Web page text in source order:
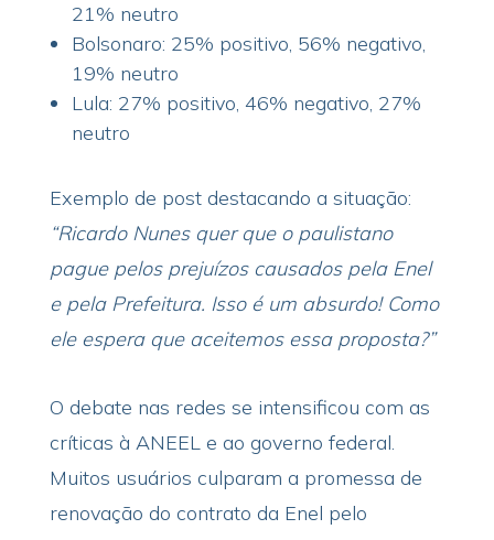
21% neutro
Bolsonaro: 25% positivo, 56% negativo,
19% neutro
Lula: 27% positivo, 46% negativo, 27%
neutro
Exemplo de post destacando a situação:
“Ricardo Nunes quer que o paulistano
pague pelos prejuízos causados pela Enel
e pela Prefeitura. Isso é um absurdo! Como
ele espera que aceitemos essa proposta?”
O debate nas redes se intensificou com as
críticas à ANEEL e ao governo federal.
Muitos usuários culparam a promessa de
renovação do contrato da Enel pelo